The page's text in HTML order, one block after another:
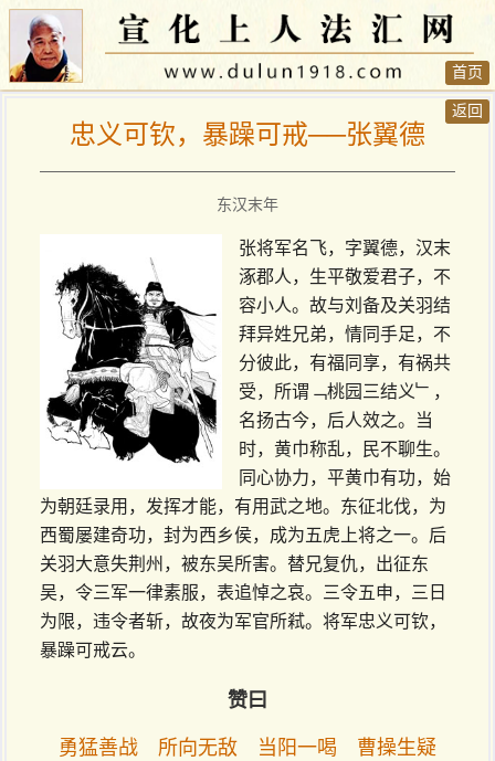
返回
首页
忠义可钦，暴躁可戒──张翼德
东汉末年
张将军名飞，字翼德，汉末
涿郡人，生平敬爱君子，不
容小人。故与刘备及关羽结
拜异姓兄弟，情同手足，不
分彼此，有福同享，有祸共
受，所谓﹁桃园三结义﹂，
名扬古今，后人效之。当
时，黄巾称乱，民不聊生。
同心协力，平黄巾有功，始
为朝廷录用，发挥才能，有用武之地。东征北伐，为
西蜀屡建奇功，封为西乡侯，成为五虎上将之一。后
关羽大意失荆州，被东吴所害。替兄复仇，出征东
吴，令三军一律素服，表追悼之哀。三令五申，三日
为限，违令者斩，故夜为军官所弒。将军忠义可钦，
暴躁可戒云。
赞曰
勇猛善战 所向无敌 当阳一喝 曹操生疑